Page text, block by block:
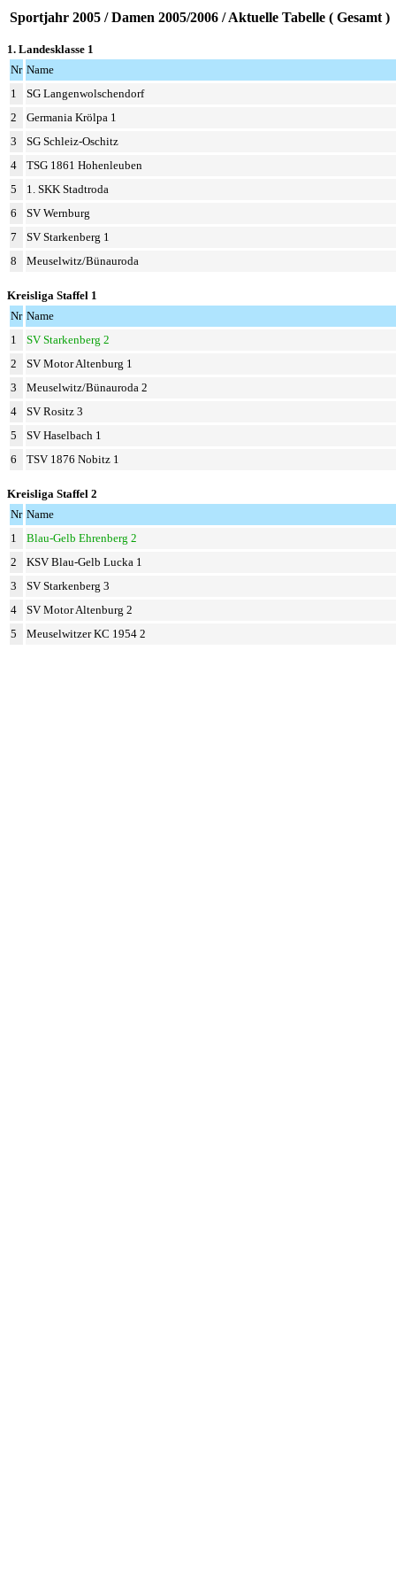
Sportjahr 2005 / Damen 2005/2006 / Aktuelle Tabelle ( Gesamt )
1. Landesklasse 1
Nr Name
1
SG Langenwolschendorf
2
Germania Krölpa 1
3
SG Schleiz-Oschitz
4
TSG 1861 Hohenleuben
5
1. SKK Stadtroda
6
SV Wernburg
7
SV Starkenberg 1
8
Meuselwitz/Bünauroda
Kreisliga Staffel 1
Nr Name
1
SV Starkenberg 2
2
SV Motor Altenburg 1
3
Meuselwitz/Bünauroda 2
4
SV Rositz 3
5
SV Haselbach 1
6
TSV 1876 Nobitz 1
Kreisliga Staffel 2
Nr Name
1
Blau-Gelb Ehrenberg 2
2
KSV Blau-Gelb Lucka 1
3
SV Starkenberg 3
4
SV Motor Altenburg 2
5
Meuselwitzer KC 1954 2